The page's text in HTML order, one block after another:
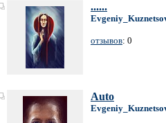
......
отзывов: 0
Auto